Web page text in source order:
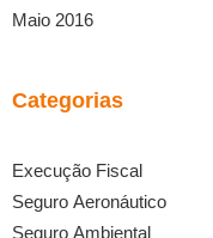
Maio 2016
Categorias
Execução Fiscal
Seguro Aeronáutico
Seguro Ambiental